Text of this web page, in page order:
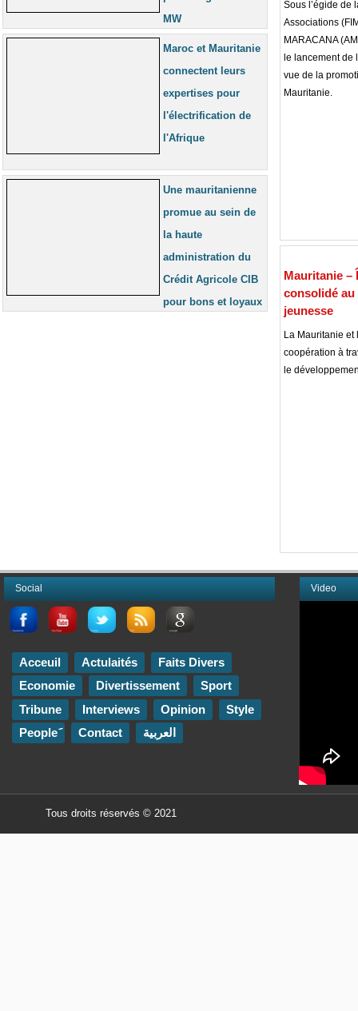
MW
Maroc et Mauritanie
connectent leurs
expertises pour
l'électrification de
l'Afrique
Une mauritanienne
promue au sein de
la haute
administration du
Crédit Agricole CIB
pour bons et loyaux
Sous l’égide de
Associations
MARACANA
le lancement
vue de la
Mauritanie.
Mauritanie –
consolidé au
jeunesse
La Mauritanie
coopération à
le
Video
Social
Acceuil Actulaités
Faits Divers
Economie
Divertissement
Sport
Tribune
Interviews Opinion
Style
Contact العربية
Tous droits réservés © 2021